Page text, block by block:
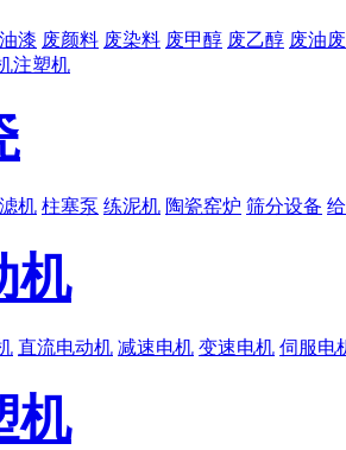
漆 废颜料 废染料 废甲醇 废乙醇 废油废
注塑机
机 柱塞泵 练泥机 陶瓷窑炉 筛分设备
机
直流电动机 减速电机 变速电机 伺服电
机